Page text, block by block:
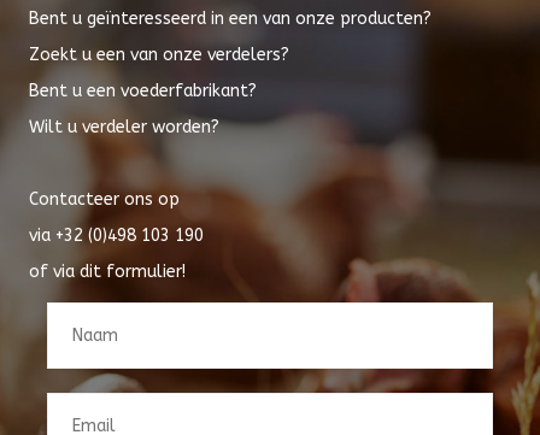
Bent u geïnteresseerd in een van onze producten?
Zoekt u een van onze verdelers?
Bent u een voederfabrikant?
Wilt u verdeler worden?
Contacteer ons op
via +32 (0)498 103 190
of via dit formulier!